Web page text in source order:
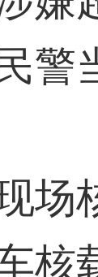
警
核